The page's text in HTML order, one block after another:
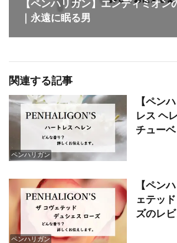
【ペンハリガン】エンディミオン
｜永遠に眠る男
関連する記事
ペンハリガン
【ペン
レス ヘ
チュー
ペンハリガン
【ペン
ェテッ
ズのレ